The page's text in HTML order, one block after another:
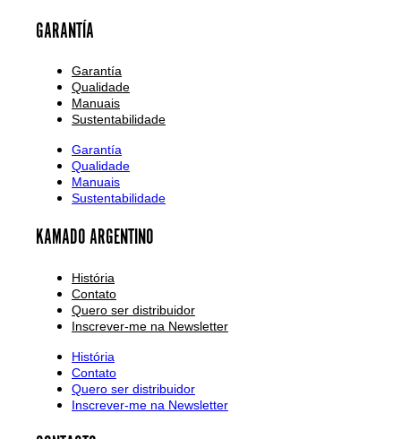
GARANTÍA
Garantía
Qualidade
Manuais
Sustentabilidade
Garantía
Qualidade
Manuais
Sustentabilidade
KAMADO ARGENTINO
História
Contato
Quero ser distribuidor
Inscrever-me na Newsletter
História
Contato
Quero ser distribuidor
Inscrever-me na Newsletter